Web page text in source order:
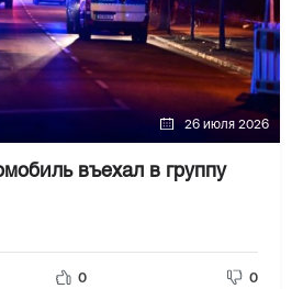
26 июля 2026
въехал в группу
0 0